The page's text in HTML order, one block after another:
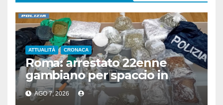
ATTUALITÀ CRONACA
Roma: arrestato 22enne
gambiano per spaccio in
stazione, aveva 7 Kg di droga
AGO 7, 2026